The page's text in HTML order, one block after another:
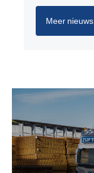
Meer nieuws